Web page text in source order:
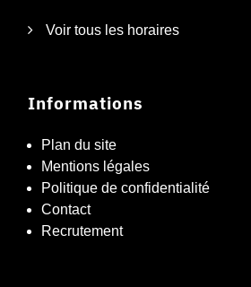
Voir tous les horaires
Informations
Plan du site
Mentions légales
Politique de confidentialité
Contact
Recrutement